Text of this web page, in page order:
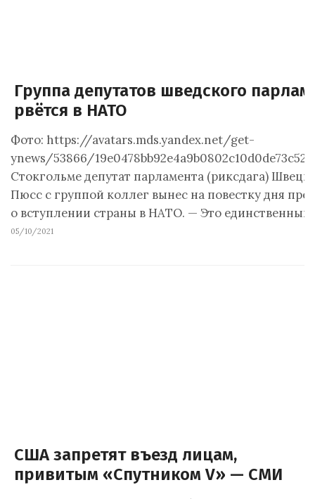
Группа депутатов шведского
рвётся в НАТО
Фото: https://avatars.mds.yandex.net/get-
ynews/53866/
Стокгольме депутат парламента (риксдага)
Пюсс с группой коллег вынес на повестку дня
о вступлении страны в НАТО. — Это
05/10/2021
США запретят въезд лицам,
привитым «Спутником V» — СМИ